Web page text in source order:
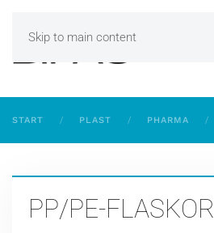
Skip to main content
START PLAST PHARMA
PP/PE-FLASKOR